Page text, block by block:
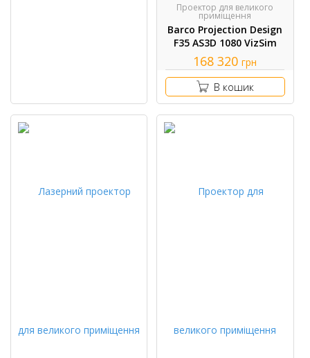
Проектор для великого
приміщення
Barco Projection Design
F35 AS3D 1080 VizSim
168 320 грн
В кошик